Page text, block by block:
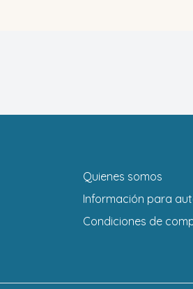
Quienes somos
Información para
Condiciones de